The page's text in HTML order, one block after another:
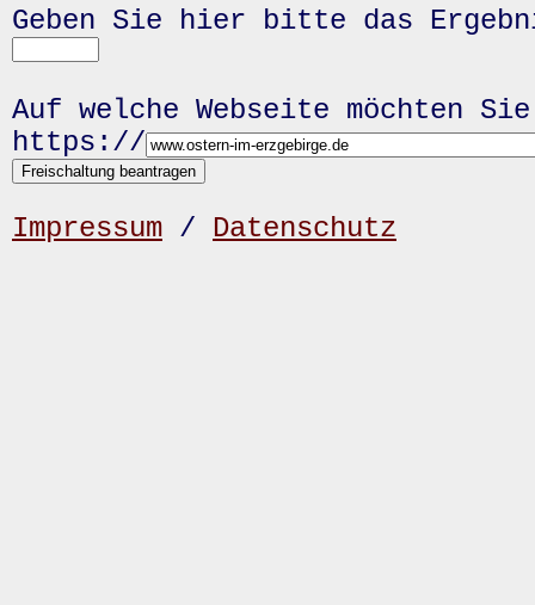
Geben Sie hier bitte das
Auf welche Webseite möchten
https://
Impressum / Datenschutz